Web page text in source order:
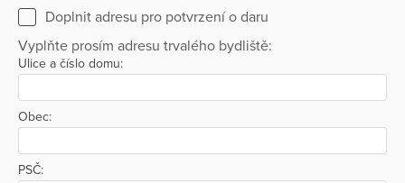
Doplnit adresu pro potvrzení o daru
Vyplňte prosím adresu trvalého bydliště:
Ulice a číslo domu:
Obec:
PSČ: